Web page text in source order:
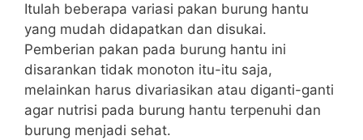
Itulah beberapa variasi pakan burung hantu
yang mudah didapatkan dan disukai.
Pemberian pakan pada burung hantu ini
disarankan tidak monoton itu-itu saja,
melainkan harus divariasikan atau diganti-ganti
agar nutrisi pada burung hantu terpenuhi dan
burung menjadi sehat.